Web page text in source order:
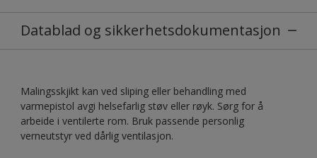
Datablad og sikkerhetsdokumentasjon
Malingsskjikt kan ved sliping eller behandling med
varmepistol avgi helsefarlig støv eller røyk. Sørg for å
arbeide i ventilerte rom. Bruk passende personlig
verneutstyr ved dårlig ventilasjon.